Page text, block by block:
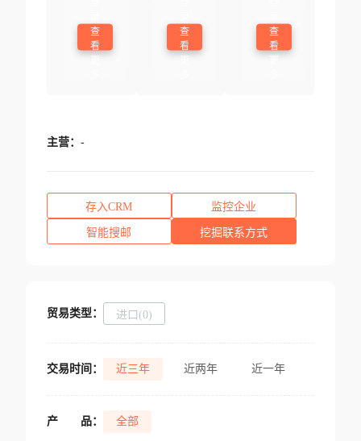
查
看
查
看
查
看
主营： -
存入CRM 监控企业
智能搜邮 挖掘联系方式
贸易类型： 进口(0)
交易时间： 近三年 近两年 近一年
产 品： 全部